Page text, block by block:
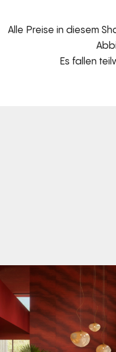
Alle Preise in diesem
Es fallen
Manyara. Inspiriert von der Weite
46 2